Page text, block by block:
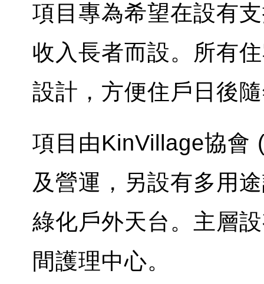
項目專為希望在設有
收入長者而設。所有
設計，方便住戶日後
項目由KinVillage協會
及營運，另設有多用
綠化戶外天台。主層
間護理中心。